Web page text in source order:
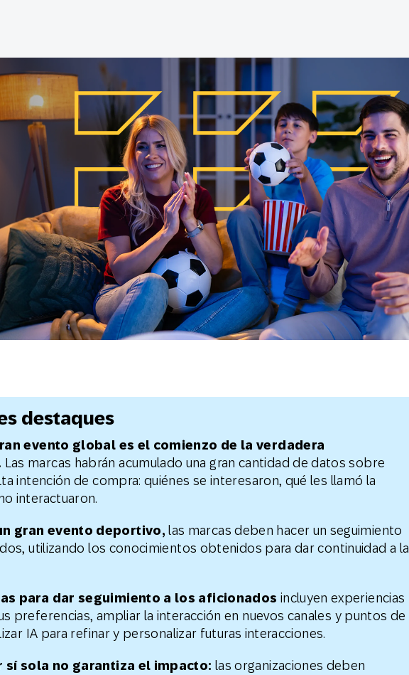
Mensajería
conversacional
destaques
evento global es el comienzo de la verdadera
Las marcas habrán acumulado una gran cantidad de datos sobre
intención de compra: quiénes se interesaron, qué les llamó la
interactuaron.
gran evento deportivo, las marcas deben hacer un seguimiento
utilizando los conocimientos obtenidos para dar continuidad a la
para dar seguimiento a los aficionados incluyen experiencias
preferencias, ampliar la interacción en nuevos canales y puntos de
IA para refinar y personalizar futuras interacciones.
sí sola no garantiza el impacto: las organizaciones deben